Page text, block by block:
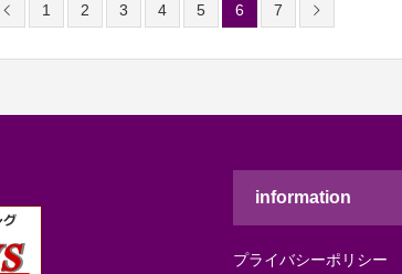
1 2 3 4 5 6 7
information
プライバシーポリシー